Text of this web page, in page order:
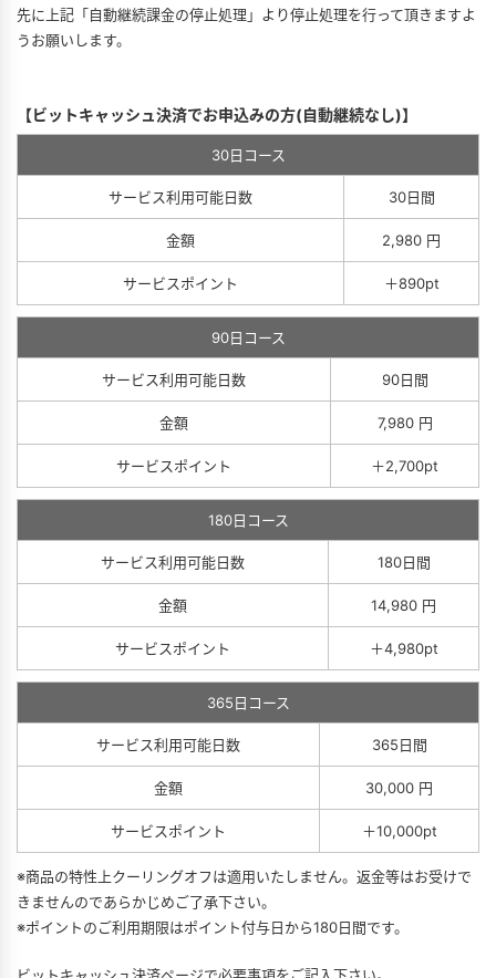
先に上記「自動継続課金の停止処理」より停止処理を行って頂きますよ
うお願いします。
【ビットキャッシュ決済でお申込みの方(自動継続なし)】
30日コース
サービス利用可能日数 30日間
金額 2,980 円
サービスポイント ＋890pt
90日コース
サービス利用可能日数 90日間
金額 7,980 円
サービスポイント ＋2,700pt
180日コース
サービス利用可能日数 180日間
金額 14,980 円
サービスポイント ＋4,980pt
365日コース
サービス利用可能日数 365日間
金額 30,000 円
サービスポイント ＋10,000pt
※商品の特性上クーリングオフは適用いたしません。返金等はお受けで
きませんのであらかじめご了承下さい。
※ポイントのご利用期限はポイント付与日から180日間です。